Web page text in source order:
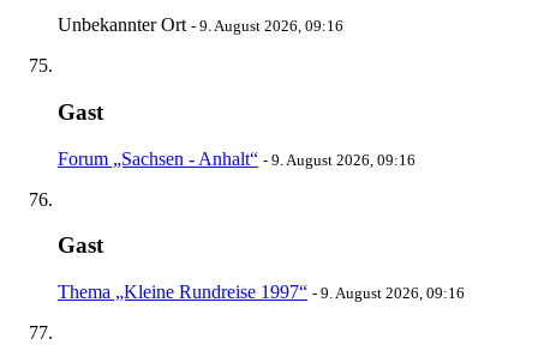
Unbekannter Ort - 9. August 2026, 09:16
Gast
Forum „Sachsen - Anhalt“ - 9. August 2026, 09:16
Gast
Thema „Kleine Rundreise 1997“ - 9. August 2026, 09:16